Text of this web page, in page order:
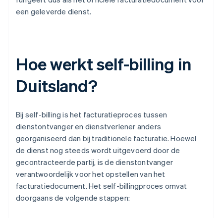
een geleverde dienst.
Hoe werkt self-billing in
Duitsland?
Bij self-billing is het facturatieproces tussen
dienstontvanger en dienstverlener anders
georganiseerd dan bij traditionele facturatie. Hoewel
de dienst nog steeds wordt uitgevoerd door de
gecontracteerde partij, is de dienstontvanger
verantwoordelijk voor het opstellen van het
facturatiedocument. Het self-billingproces omvat
doorgaans de volgende stappen: